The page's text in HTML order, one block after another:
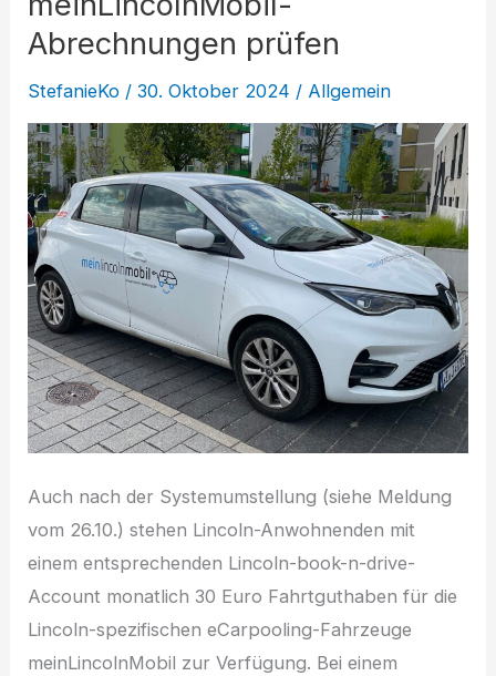
Abrechnungen prüfen
StefanieKo /30. Oktober 2024 / Allgemein
Auch nach der Systemumstellung (siehe Meldung
vom 26.10.) stehen Lincoln-Anwohnenden mit
einem entsprechenden Lincoln-book-n-drive-
Account monatlich 30 Euro Fahrtguthaben für die
Lincoln-spezifischen eCarpooling-Fahrzeuge
meinLincolnMobil zur Verfügung. Bei einem